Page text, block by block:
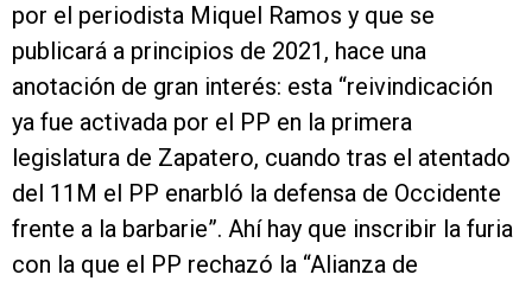
por el periodista Miquel Ramos y que se
publicará a principios de 2021, hace una
anotación de gran interés: esta “reivindicación
ya fue activada por el PP en la primera
legislatura de Zapatero, cuando tras el atentado
del 11M el PP enarbló la defensa de Occidente
frente a la barbarie”. Ahí hay que inscribir la furia
con la que el PP rechazó la “Alianza de